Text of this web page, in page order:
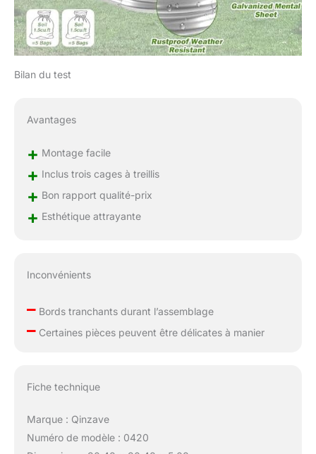
Bilan du test
Avantages
+ Montage facile
+ Inclus trois cages à treillis
+ Bon rapport qualité-prix
+ Esthétique attrayante
Inconvénients
–Bords tranchants durant l’assemblage
–Certaines pièces peuvent être délicates à manier
Fiche technique
Marque : Qinzave
Numéro de modèle : 0420